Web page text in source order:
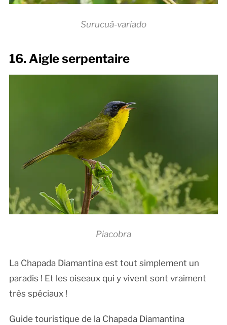
Surucuá-variado
16. Aigle serpentaire
Piacobra
La Chapada Diamantina est tout simplement un
paradis ! Et les oiseaux qui y vivent sont vraiment
très spéciaux !
Guide touristique de la Chapada Diamantina